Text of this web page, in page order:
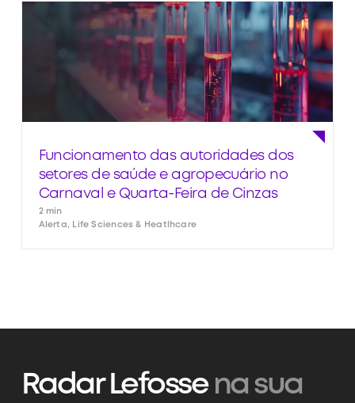
Funcionamento das autoridades dos
setores de saúde e agropecuário no
Carnaval e Quarta-Feira de Cinzas
2 min
Alerta, Life Sciences & Heatlhcare
Radar Lefossena sua